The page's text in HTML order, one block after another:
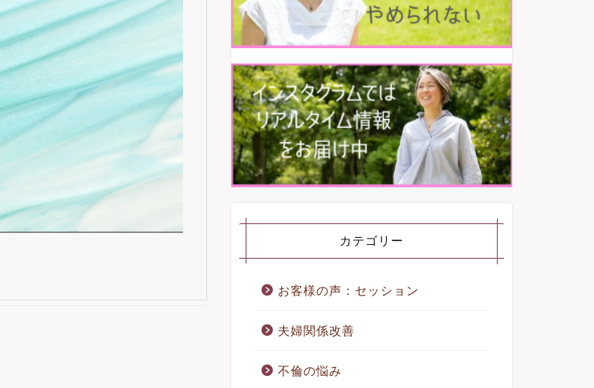
カテゴリー
お客様の声：セッション
夫婦関係改善
不倫の悩み